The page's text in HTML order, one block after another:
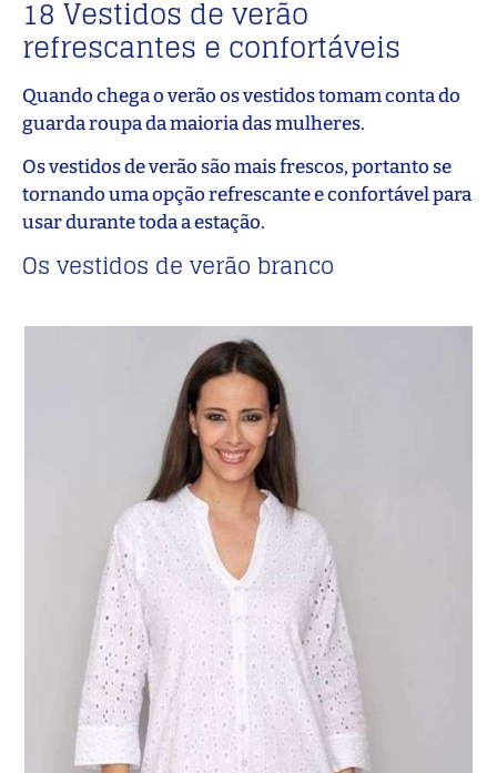
18 Vestidos de verão
refrescantes e confortáveis
Quando chega o verão os vestidos tomam conta do
guarda roupa da maioria das mulheres.
Os vestidos de verão são mais frescos, portanto se
tornando uma opção refrescante e confortável para
usar durante toda a estação.
Os vestidos de verão branco